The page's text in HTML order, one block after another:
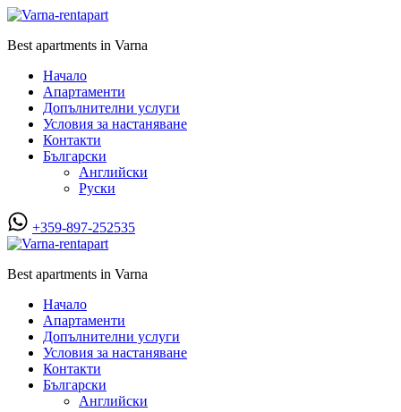
Best apartments in Varna
Начало
Апартаменти
Допълнителни услуги
Условия за настаняване
Контакти
Български
Английски
Руски
+359-897-252535
Best apartments in Varna
Начало
Апартаменти
Допълнителни услуги
Условия за настаняване
Контакти
Български
Английски